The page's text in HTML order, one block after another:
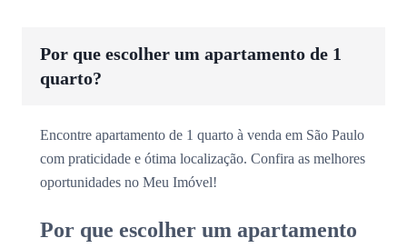
Por que escolher um apartamento de 1
quarto?
Encontre apartamento de 1 quarto à venda em São Paulo
com praticidade e ótima localização. Confira as melhores
oportunidades no Meu Imóvel!
Por que escolher um apartamento